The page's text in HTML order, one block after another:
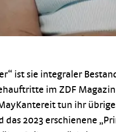
ist sie integraler
im ZDF
tun ihr
das 2023 erschienene